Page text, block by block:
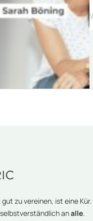
zu vereinen, ist eine Kür.
analle.